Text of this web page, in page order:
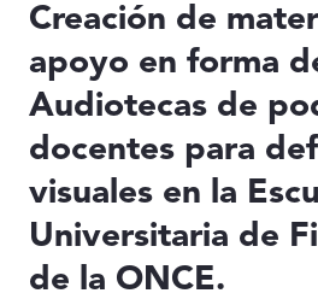
Creación de
apoyo en forma
Audiotecas de
docentes para
visuales en la
Universitaria de
de la ONCE.